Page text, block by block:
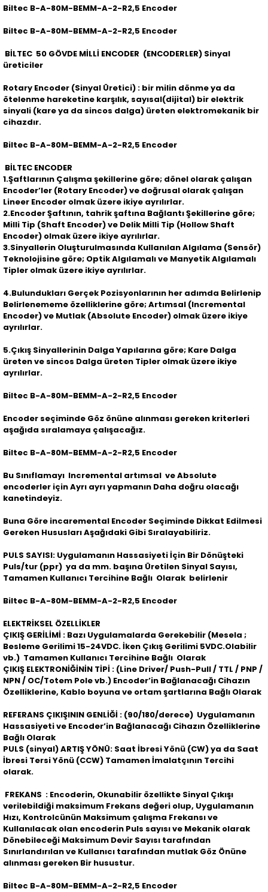
Biltec B-A-80M-BEMM-A-2-R2,5 Encoder
Biltec B-A-80M-BEMM-A-2-R2,5 Encoder
BİLTEC 50 GÖVDE MİLLİ ENCODER (ENCODERLER) Sinyal
üreticiler
Rotary Encoder (Sinyal Üretici) : bir milin dönme ya da
ötelenme hareketine karşılık, sayısal(dijital) bir elektrik
sinyali (kare ya da sincos dalga) üreten elektromekanik bir
cihazdır.
Biltec B-A-80M-BEMM-A-2-R2,5 Encoder
BİLTEC ENCODER
1.Şaftlarının Çalışma şekillerine göre; dönel olarak çalışan
Encoder’ler (Rotary Encoder) ve doğrusal olarak çalışan
Lineer Encoder olmak üzere ikiye ayrılırlar.
2.Encoder Şaftının, tahrik şaftına Bağlantı Şekillerine göre;
Milli Tip (Shaft Encoder) ve Delik Milli Tip (Hollow Shaft
Encoder) olmak üzere ikiye ayrılırlar.
3.Sinyallerin Oluşturulmasında Kullanılan Algılama (Sensör)
Teknolojisine göre; Optik Algılamalı ve Manyetik Algılamalı
Tipler olmak üzere ikiye ayrılırlar.
4.Bulundukları Gerçek Pozisyonlarının her adımda Belirlenip
Belirlenememe özelliklerine göre; Artımsal (Incremental
Encoder) ve Mutlak (Absolute Encoder) olmak üzere ikiye
ayrılırlar.
5.Çıkış Sinyallerinin Dalga Yapılarına göre; Kare Dalga
üreten ve sincos Dalga üreten Tipler olmak üzere ikiye
ayrılırlar.
Biltec B-A-80M-BEMM-A-2-R2,5 Encoder
Encoder seçiminde Göz önüne alınması gereken kriterleri
aşağıda sıralamaya çalışacağız.
Biltec B-A-80M-BEMM-A-2-R2,5 Encoder
Bu Sınıflamayı Incremental artımsal ve Absolute
encoderler için Ayrı ayrı yapmanın Daha doğru olacağı
kanetindeyiz.
Buna Göre incaremental Encoder Seçiminde Dikkat Edilmesi
Gereken Hususları Aşağıdaki Gibi Sıralayabiliriz.
PULS SAYISI: Uygulamanın Hassasiyeti İçin Bir Dönüşteki
Puls/tur (ppr) ya da mm. başına Üretilen Sinyal Sayısı,
Tamamen Kullanıcı Tercihine Bağlı Olarak belirlenir
Biltec B-A-80M-BEMM-A-2-R2,5 Encoder
ELEKTRİKSEL ÖZELLİKLER
ÇIKIŞ GERİLİMİ : Bazı Uygulamalarda Gerekebilir (Mesela ;
Besleme Gerilimi 15-24VDC. İken Çıkış Gerilimi 5VDC.Olabilir
vb.) Tamamen Kullanıcı Tercihine Bağlı Olarak
ÇIKIŞ ELEKTRONİĞİNİN TİPİ : (Line Driver/ Push-Pull / TTL / PNP /
NPN / OC/Totem Pole vb.) Encoder’in Bağlanacağı Cihazın
Özelliklerine, Kablo boyuna ve ortam şartlarına Bağlı Olarak
REFERANS ÇIKIŞININ GENLİĞİ : (90/180/derece) Uygulamanın
Hassasiyeti ve Encoder’in Bağlanacağı Cihazın Özelliklerine
Bağlı Olarak
PULS (sinyal) ARTIŞ YÖNÜ: Saat İbresi Yönü (CW) ya da Saat
İbresi Tersi Yönü (CCW) Tamamen İmalatçının Tercihi
olarak.
FREKANS : Encoderin, Okunabilir özellikte Sinyal Çıkışı
verilebildiği maksimum Frekans değeri olup, Uygulamanın
Hızı, Kontrolcünün Maksimum çalışma Frekansı ve
Kullanılacak olan encoderin Puls sayısı ve Mekanik olarak
Dönebileceği Maksimum Devir Sayısı tarafından
Sınırlandırılan ve Kullanıcı tarafından mutlak Göz Önüne
alınması gereken Bir husustur.
Biltec B-A-80M-BEMM-A-2-R2,5 Encoder